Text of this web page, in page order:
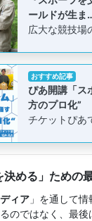
ールドが生ま
広大な競技場
おすすめ記事
ぴあ開講「ス
方のプロ化”
チケットぴあ
決める」ための
ィア 」を通して
のではなく、最